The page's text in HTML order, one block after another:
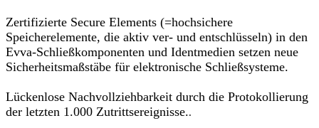
Zertifizierte Secure Elements (=hochsichere
Speicherelemente, die aktiv ver- und entschlüsseln) in den
Evva-Schließkomponenten und Identmedien setzen neue
Sicherheitsmaßstäbe für elektronische Schließsysteme.
Lückenlose Nachvollziehbarkeit durch die Protokollierung
der letzten 1.000 Zutrittsereignisse..